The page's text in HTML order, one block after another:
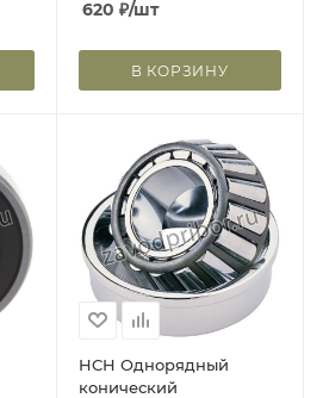
620 ₽/шт
В КОРЗИНУ
HCH Однорядный
конический